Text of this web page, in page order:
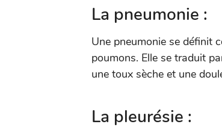
La pneumonie :
Une pneumonie se définit
poumons. Elle se traduit
une toux sèche et une
La pleurésie :